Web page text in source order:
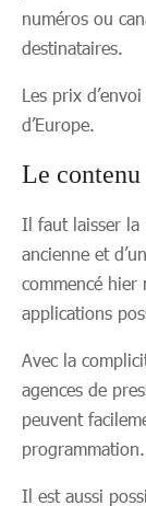
numéros ou
destinataires.
Les prix
d’Europe.
Le
Il faut laisser la
ancienne et
commencé hier
applications
Avec la
agences de
peuvent
programmation.
Il est aussi